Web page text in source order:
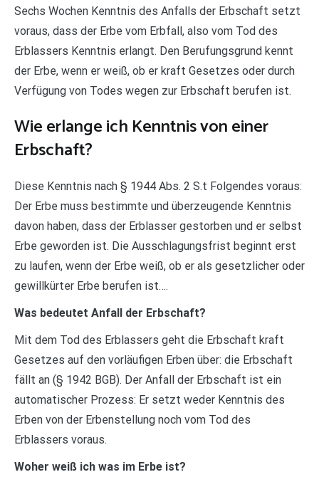
Sechs Wochen Kenntnis des Anfalls der Erbschaft setzt
voraus, dass der Erbe vom Erbfall, also vom Tod des
Erblassers Kenntnis erlangt. Den Berufungsgrund kennt
der Erbe, wenn er weiß, ob er kraft Gesetzes oder durch
Verfügung von Todes wegen zur Erbschaft berufen ist.
Wie erlange ich Kenntnis von einer
Erbschaft?
Diese Kenntnis nach § 1944 Abs. 2 S.t Folgendes voraus:
Der Erbe muss bestimmte und überzeugende Kenntnis
davon haben, dass der Erblasser gestorben und er selbst
Erbe geworden ist. Die Ausschlagungsfrist beginnt erst
zu laufen, wenn der Erbe weiß, ob er als gesetzlicher oder
gewillkürter Erbe berufen ist….
Was bedeutet Anfall der Erbschaft?
Mit dem Tod des Erblassers geht die Erbschaft kraft
Gesetzes auf den vorläufigen Erben über: die Erbschaft
fällt an (§ 1942 BGB). Der Anfall der Erbschaft ist ein
automatischer Prozess: Er setzt weder Kenntnis des
Erben von der Erbenstellung noch vom Tod des
Erblassers voraus.
Woher weiß ich was im Erbe ist?